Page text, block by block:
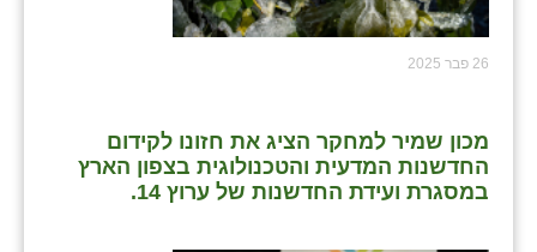
26 פבר 2025
מכון שמיר למחקר הציג את חזונו לקידום
החדשנות המדעית והטכנולוגית בצפון הארץ
במסגרת ועידת החדשנות של ערוץ 14.